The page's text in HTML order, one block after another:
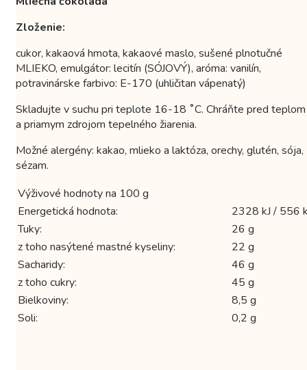
Zloženie:
cukor, kakaová hmota, kakaové maslo, sušené plnotučné
MLIEKO, emulgátor: lecitín (SÓJOVÝ), aróma: vanilín,
potravinárske farbivo: E-170 (uhličitan vápenatý)
Skladujte v suchu pri teplote 16-18 ˚C. Chráňte pred teplom
a priamym zdrojom tepelného žiarenia.
Možné alergény: kakao, mlieko a laktóza, orechy, glutén, sója,
sézam.
Výživové hodnoty na 100 g
Energetická hodnota:
2328 kJ / 556
Tuky:
26 g
z toho nasýtené mastné kyseliny:
22 g
Sacharidy:
46 g
z toho cukry:
45 g
Bielkoviny:
8,5 g
Soli:
0,2 g